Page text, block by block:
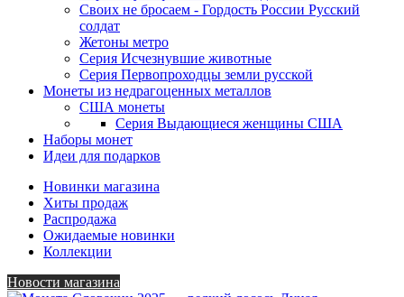
Своих не бросаем - Гордость России Русский
солдат
Жетоны метро
Серия Исчезнувшие животные
Серия Первопроходцы земли русской
Монеты из недрагоценных металлов
США монеты
Серия Выдающиеся женщины США
Наборы монет
Идеи для подарков
Новинки магазина
Хиты продаж
Распродажа
Ожидаемые новинки
Коллекции
Новости магазина